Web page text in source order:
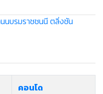
นบรมราชชนนี ตลิ่งชัน
คอนโด